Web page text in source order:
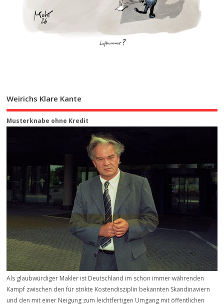
Weirichs Klare Kante
Musterknabe ohne Kredit
Als glaubwürdiger Makler ist Deutschland im schon immer währenden
Kampf zwischen den für strikte Kostendisziplin bekannten Skandinaviern
und den mit einer Neigung zum leichtfertigen Umgang mit öffentlichen